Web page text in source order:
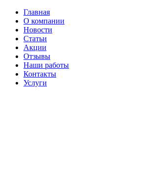
Главная
О компании
Новости
Статьи
Акции
Отзывы
Наши работы
Контакты
Услуги